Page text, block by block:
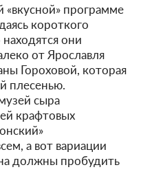
программе
короткого
они
от Ярославля
Гороховой, которая
плесенью.
сыра
крафтовых
а вот вариации
должны пробудить